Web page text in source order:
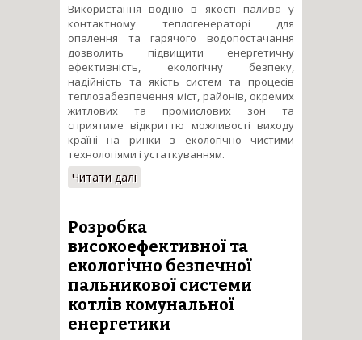
Використання водню в якості палива у
контактному теплогенераторі для
опалення та гарячого водопостачання
дозволить підвищити енергетичну
ефективність, екологічну безпеку,
надійність та якість систем та процесів
теплозабезпечення міст, районів, окремих
житлових та промислових зон та
сприятиме відкриттю можливості виходу
країні на ринки з екологічно чистими
технологіями і устаткуванням.
Читати далі
високоефективного та
водневого теплогенератора
для комунальної енергетики
Розробка
високоефективної та
екологічно безпечної
пальникової системи
котлів комунальної
енергетики